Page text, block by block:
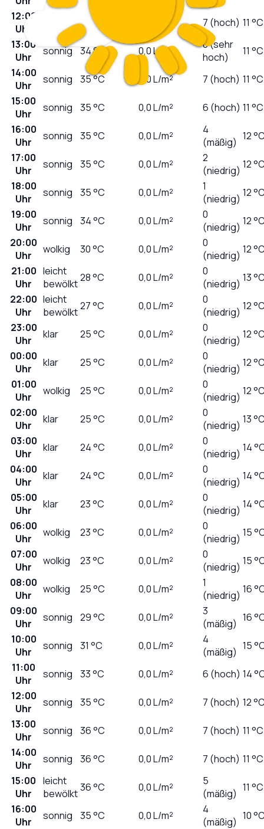
12:00
Uhr
sonnig 33 °C L/m² 7 (hoch) 11 °C
13:00
Uhr
sonnig 34°C 0,0L/m²
8 (sehr
hoch)
11 °C
14:00
Uhr
sonnig 35°C 0,0L/m² 7 (hoch) 11 °C
15:00
Uhr
sonnig 35°C 0,0L/m² 6 (hoch) 11 °C
16:00
Uhr
sonnig 35°C 0,0L/m²
4
(mäßig) 12
17:00
Uhr
sonnig 35°C 0,0L/m²
2
(niedrig) 12
18:00
Uhr
sonnig 35°C 0,0L/m²
1
(niedrig) 12
19:00
Uhr
sonnig 34°C 0,0L/m²
0
(niedrig) 12
20:00
Uhr
wolkig 30°C 0,0L/m²
0
(niedrig) 12
21:00
Uhr
leicht
bewölkt28°C 0,0L/m²
0
(niedrig) 13
22:00
Uhr
leicht
bewölkt27°C 0,0L/m²
0
(niedrig) 12
23:00
Uhr
klar 25°C 0,0L/m²
0
(niedrig) 12
00:00
Uhr
klar 25°C 0,0L/m²
0
(niedrig) 12
01:00
Uhr
wolkig 25°C 0,0L/m²
0
(niedrig) 12
02:00
Uhr
klar 25°C 0,0L/m²
0
(niedrig) 13
03:00
Uhr
klar 24°C 0,0L/m²
0
(niedrig) 14
04:00
Uhr
klar 24°C 0,0L/m²
0
(niedrig) 14
05:00
Uhr
klar 23°C 0,0L/m²
0
(niedrig) 14
06:00
Uhr
wolkig 23°C 0,0L/m²
0
(niedrig) 15
07:00
Uhr
wolkig 23°C 0,0L/m²
0
(niedrig) 15
08:00
Uhr
wolkig 25°C 0,0L/m²
1
(niedrig) 16
09:00
Uhr
sonnig 29°C 0,0L/m²
3
(mäßig) 16
10:00
Uhr
sonnig 31 °C 0,0L/m²
4
(mäßig) 15
11:00
Uhr
sonnig 33°C 0,0L/m² 6 (hoch) 14
12:00
Uhr
sonnig 35°C 0,0L/m² 7 (hoch) 12
13:00
Uhr
sonnig 36°C 0,0L/m² 7 (hoch) 11 °C
14:00
Uhr
sonnig 36°C 0,0L/m² 7 (hoch) 11 °C
15:00
Uhr
leicht
bewölkt36°C 0,0L/m²
5
(mäßig) 11 °C
16:00
Uhr
sonnig 35°C 0,0L/m²
4
(mäßig) 10